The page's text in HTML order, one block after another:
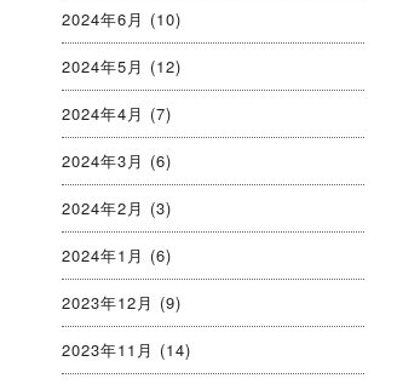
2024年6月 (10)
2024年5月 (12)
2024年4月 (7)
2024年3月 (6)
2024年2月 (3)
2024年1月 (6)
2023年12月 (9)
2023年11月 (14)